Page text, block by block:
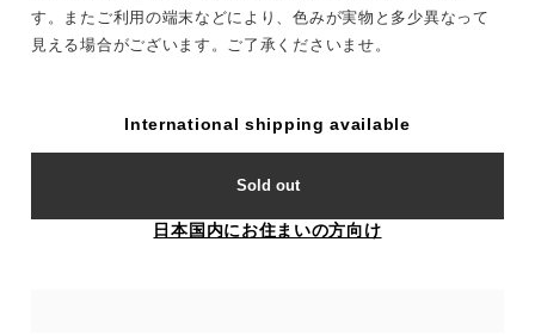
す。またご利用の端末などにより、色みが実物と多少異なって
見える場合がございます。ご了承くださいませ。
International shipping available
Sold out
日本国内にお住まいの方向け